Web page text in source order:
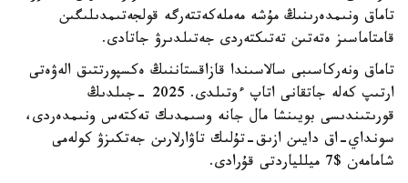
تاماق ونىمدەرىنىڭ مۇشە مەملەكەتتەرگە قولجەتىمدىلىگىن
قامتاماسىز ەتەتىن تەتىكتەردى جەتىلدىرۋ جاتادى.
تاماق ونەركاسىبى سالاسىندا قازاقستاننىڭ ەكسپورتتىق الەۋەتى
ارتىپ كەلە جاتقانى اتاپ ءوتىلدى. 2025 -جىلدىڭ
قورىتىندىسى بويىنشا مال جانە وسىمدىك تەكتەس ونىمدەردى،
سونداي-اق دايىن ازىق-تۇلىك تاۋارلارىن جەتكىزۋ كولەمى
شامامەن $7 ميللياردتى قۇرادى.